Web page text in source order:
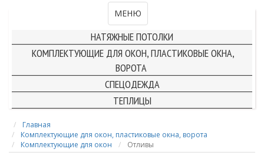
МЕНЮ
КОМПЛЕКТУЮЩИЕ ДЛЯ НАТЯЖНЫХ ПОТОЛКОВ
НАТЯЖНЫЕ ПОТОЛКИ
КОМПЛЕКТУЮЩИЕ ДЛЯ ОКОН, ПЛАСТИКОВЫЕ ОКНА,
ВОРОТА
СПЕЦОДЕЖДА
ТЕПЛИЦЫ
Главная
Комплектующие для окон, пластиковые окна, ворота
Комплектующие для окон
Отливы